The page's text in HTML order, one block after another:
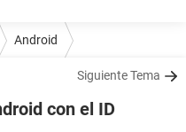
Android
Siguiente Tema
con el ID